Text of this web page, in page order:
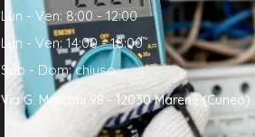
Lun - Ven: 8:00 - 12:00
Lun - Ven: 14:00 - 18:00
Sab - Dom: chiuso
Via G. Marconi 98 - 12030 Marene (Cuneo)